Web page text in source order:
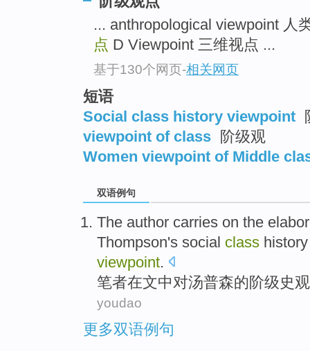
... anthropological viewpoint 人
点 D Viewpoint 三维视点 ...
基于130个网页-相关网页
短语
Social class history viewpoint
viewpoint of class
阶级观
Women viewpoint of Middle
双语例句
The author carries on the
Thompson's social class
viewpoint.
笔者在文中对汤普森的 阶级史观
youdao
更多双语例句